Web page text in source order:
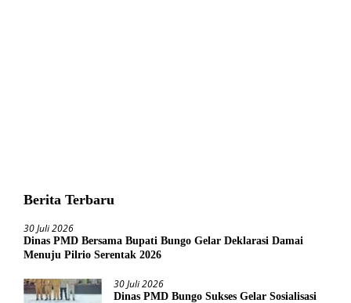
Berita Terbaru
30 Juli 2026
Dinas PMD Bersama Bupati Bungo Gelar Deklarasi Damai
Menuju Pilrio Serentak 2026
30 Juli 2026
Dinas PMD Bungo Sukses Gelar Sosialisasi